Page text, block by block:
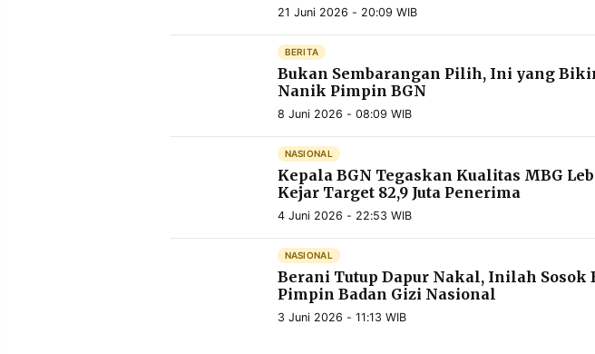
21 Juni 2026 - 20:09 WIB
BERITA
Bukan Sembarangan Pilih, Ini yang
Nanik Pimpin BGN
8 Juni 2026 - 08:09 WIB
NASIONAL
Kepala BGN Tegaskan Kualitas MBG
Kejar Target 82,9 Juta Penerima
4 Juni 2026 - 22:53 WIB
NASIONAL
Berani Tutup Dapur Nakal, Inilah Sosok
Pimpin Badan Gizi Nasional
3 Juni 2026 - 11:13 WIB